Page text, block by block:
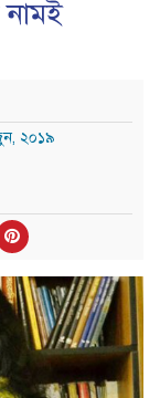
নামই
২০১৯